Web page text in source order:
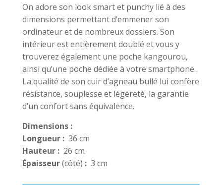
On adore son look smart et punchy lié à des
dimensions permettant d’emmener son
ordinateur et de nombreux dossiers. Son
intérieur est entièrement doublé et vous y
trouverez également une poche kangourou,
ainsi qu’une poche dédiée à votre smartphone.
La qualité de son cuir d’agneau bullé lui confère
résistance, souplesse et légèreté, la garantie
d’un confort sans équivalence.
Dimensions :
Longueur :36 cm
Hauteur :26 cm
Épaisseur(côté) :3 cm